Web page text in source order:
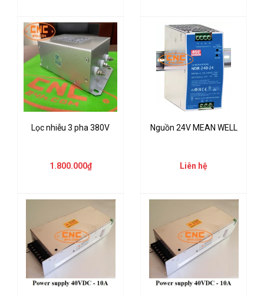
Lọc nhiễu 3 pha 380V
1.800.000₫
Nguồn 24V MEAN WELL
Liên hệ